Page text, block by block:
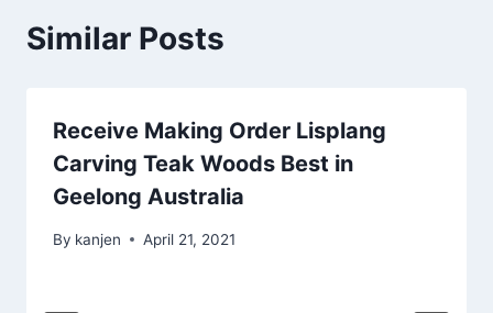
Similar Posts
Receive Making Order Lisplang
Carving Teak Woods Best in
Geelong Australia
By kanjen April 21, 2021